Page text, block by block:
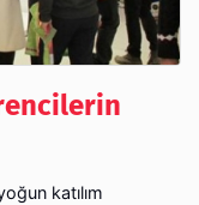
katılım